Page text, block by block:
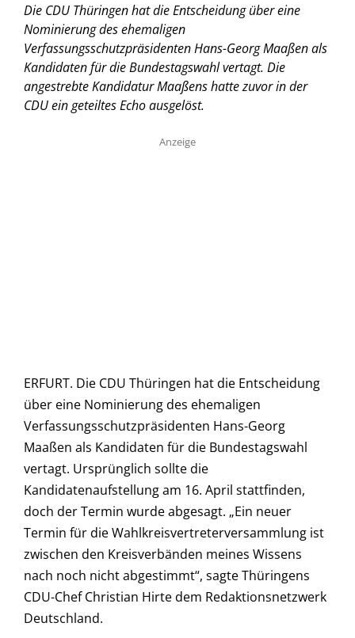
Die CDU Thüringen hat die Entscheidung über eine
Nominierung des ehemaligen
Verfassungsschutzpräsidenten Hans-Georg Maaßen als
Kandidaten für die Bundestagswahl vertagt. Die
angestrebte Kandidatur Maaßens hatte zuvor in der
CDU ein geteiltes Echo ausgelöst.
Anzeige
ERFURT. Die CDU Thüringen hat die Entscheidung
über eine Nominierung des ehemaligen
Verfassungsschutzpräsidenten Hans-Georg
Maaßen als Kandidaten für die Bundestagswahl
vertagt. Ursprünglich sollte die
Kandidatenaufstellung am 16. April stattfinden,
doch der Termin wurde abgesagt. „Ein neuer
Termin für die Wahlkreisvertreterversammlung ist
zwischen den Kreisverbänden meines Wissens
nach noch nicht abgestimmt“, sagte Thüringens
CDU-Chef Christian Hirte dem Redaktionsnetzwerk
Deutschland.